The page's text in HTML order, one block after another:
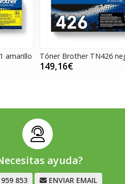
amarillo Tóner Brother TN426
149,16€
ayuda?
853 ENVIAR EMAIL